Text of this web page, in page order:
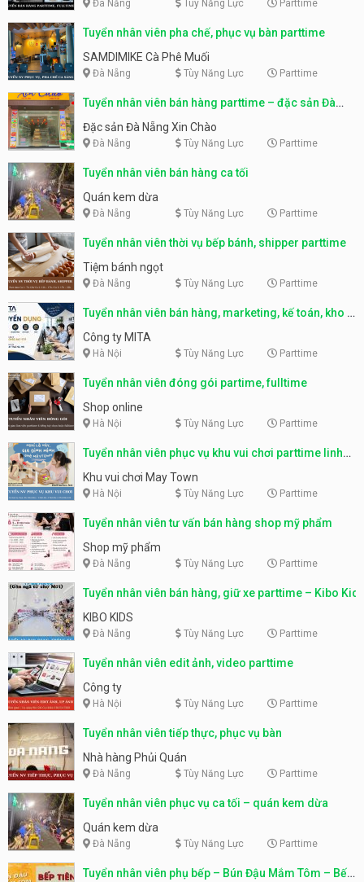
Đà Nẵng Tùy Năng Lực Parttime
Tuyển nhân viên pha chế, phục vụ bàn parttime
SAMDIMIKE Cà Phê Muối
Đà Nẵng Tùy Năng Lực Parttime
Tuyển nhân viên bán hàng parttime – đặc sản Đà
Nẵng
Đặc sản Đà Nẵng Xin Chào
Đà Nẵng Tùy Năng Lực Parttime
Tuyển nhân viên bán hàng ca tối
Quán kem dừa
Đà Nẵng Tùy Năng Lực Parttime
Tuyển nhân viên thời vụ bếp bánh, shipper parttime
Tiệm bánh ngọt
Đà Nẵng Tùy Năng Lực Parttime
Tuyển nhân viên bán hàng, marketing, kế toán, kho –
parttime, fulltime
Công ty MITA
Hà Nội Tùy Năng Lực Parttime
Tuyển nhân viên đóng gói partime, fulltime
Shop online
Hà Nội Tùy Năng Lực Parttime
Tuyển nhân viên phục vụ khu vui chơi parttime linh
động
Khu vui chơi May Town
Hà Nội Tùy Năng Lực Parttime
Tuyển nhân viên tư vấn bán hàng shop mỹ phẩm
Shop mỹ phẩm
Đà Nẵng Tùy Năng Lực Parttime
Tuyển nhân viên bán hàng, giữ xe parttime – Kibo Kid
KIBO KIDS
Đà Nẵng Tùy Năng Lực Parttime
Tuyển nhân viên edit ảnh, video parttime
Công ty
Hà Nội Tùy Năng Lực Parttime
Tuyển nhân viên tiếp thực, phục vụ bàn
Nhà hàng Phủi Quán
Đà Nẵng Tùy Năng Lực Parttime
Tuyển nhân viên phục vụ ca tối – quán kem dừa
Quán kem dừa
Đà Nẵng Tùy Năng Lực Parttime
Tuyển nhân viên phụ bếp – Bún Đậu Mắm Tôm – Bếp